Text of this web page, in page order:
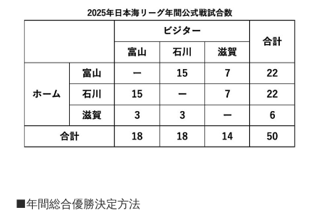
■年間総合優勝決定方法